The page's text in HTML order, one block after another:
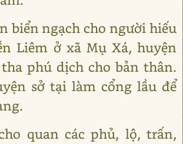
biển ngạch cho người hiếu
Liêm ở xã Mụ Xá, huyện
phú dịch cho bản thân.
sở tại làm cổng lầu để
quan các phủ, lộ, trấn,